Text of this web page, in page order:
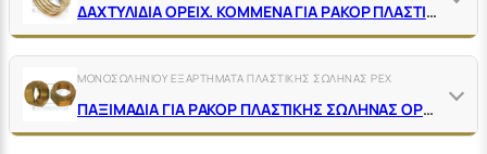
ΔΑΧΤΥΛΙΔΙΑ ΟΡΕΙΧ. ΚΟΜΜΕΝΑ ΓΙΑ ΡΑΚΟΡ ΠΛΑΣΤΙΚΗΣ ΣΩΛΗΝΑΣ & ΠΟΛΥΣΤΡΩΜΑΤΙΚΗΣ
ΜΟΝΟΣΩΛΗΝΙΟΥ ΕΞΑΡΤΗΜΑΤΑ ΠΛΑΣΤΙΚΗΣ ΣΩΛΗΝΑΣ ΡΕΧ
ΠΑΞΙΜΑΔΙΑ ΓΙΑ ΡΑΚΟΡ ΠΛΑΣΤΙΚΗΣ ΣΩΛΗΝΑΣ ΟΡΕΙΧΑΛΚΙΝΑ ΚΙΤΡΙΝΑ